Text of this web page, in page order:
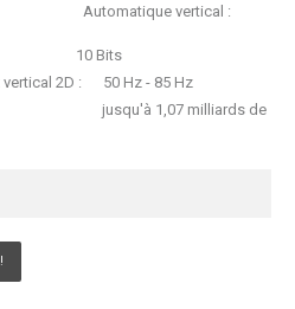
Automatique vertical :
: 10 Bits
vertical 2D : 50 Hz - 85 Hz
: jusqu'à 1,07 milliards de